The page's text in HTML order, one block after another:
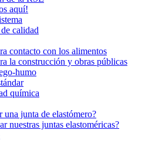
aquí!
calidad
contacto con los alimentos
la construcción y obras públicas
humo
química
una junta de elastómero?
nuestras juntas elastoméricas?